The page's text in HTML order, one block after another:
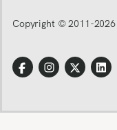
Copyright © 2011-2026